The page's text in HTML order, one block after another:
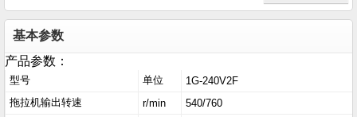
基本参数
产品参数：
型号 单位
1G-240V2F
拖拉机输出转速
r/min
540/760